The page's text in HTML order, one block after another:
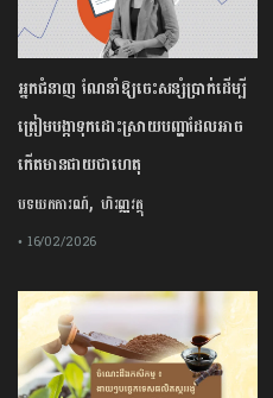
អ្នកជំនាញ ណែនាំឱ្យចេះសន្សំប្រាក់ដើម្បី
ត្រៀមបង្កាទុកដោះស្រាយបញ្ហាដែលអាច
កើតមានជាយថាហេតុ
បទយកការណ៍, ហិរញ្ញវត្ថុ
• 16/02/2026